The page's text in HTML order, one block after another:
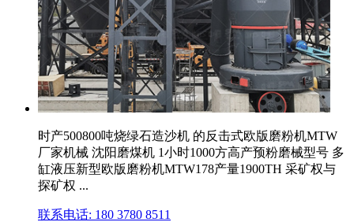
时产500800吨烧绿石造沙机 的反击式欧版磨粉机MTW
厂家机械 沈阳磨煤机 1小时1000方高产预粉磨械型号 多
缸液压新型欧版磨粉机MTW178产量1900TH 采矿权与
探矿权 ...
联系电话: 180 3780 8511